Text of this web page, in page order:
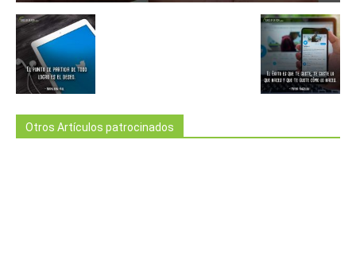
Otros Artículos patrocinados